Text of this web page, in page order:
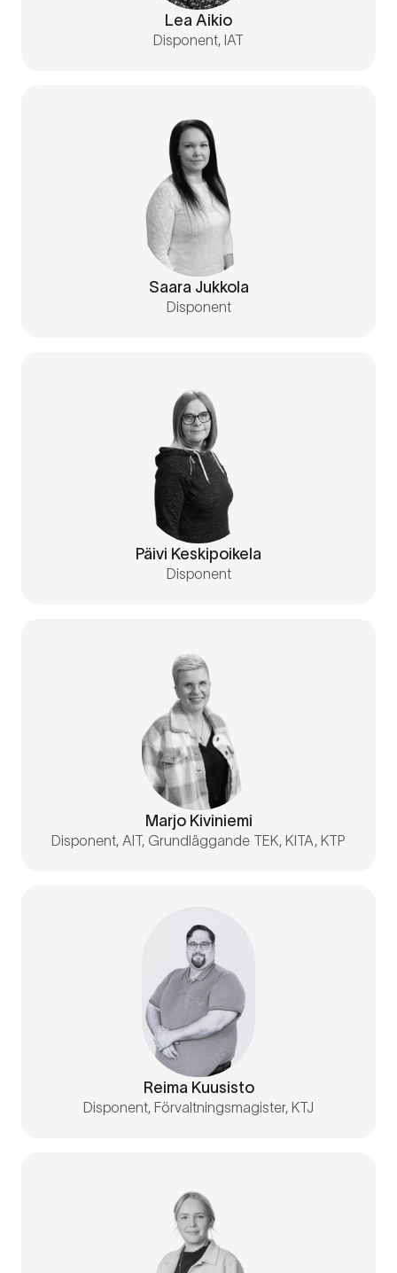
Lea Aikio
Disponent, IAT
Saara Jukkola
Disponent
Päivi Keskipoikela
Disponent
Marjo Kiviniemi
Disponent, AIT, Grundläggande TEK, KITA, KTP
Reima Kuusisto
Disponent, Förvaltningsmagister, KTJ